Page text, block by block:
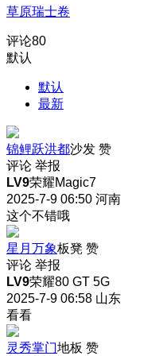
草原瑞士卷
评论80
默认
默认
最新
锦鲤跃洪都沙发 赞
评论 举报
LV9荣耀Magic7
2025-7-9 06:50 河南
这个不错哦
星月万象板凳 赞
评论 举报
LV9荣耀80 GT 5G
2025-7-9 06:58 山东
看看
灵秀掌门地板 赞